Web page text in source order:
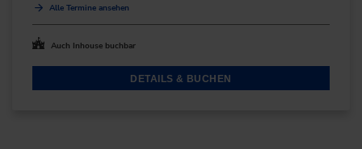
Alle Termine ansehen
Auch Inhouse buchbar
DETAILS & BUCHEN